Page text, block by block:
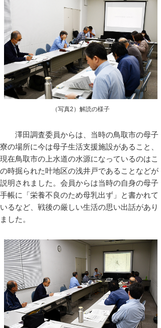
（写真2）解読の様子
澤田調査委員からは、当時の鳥取市の母子
寮の場所に今は母子生活支援施設があること、
現在鳥取市の上水道の水源になっているのはこ
の時掘られた叶地区の浅井戸であることなどが
説明されました。会員からは当時の自身の母子
手帳に「栄養不良のため母乳出ず」と書かれて
いるなど、戦後の厳しい生活の思い出話があり
ました。